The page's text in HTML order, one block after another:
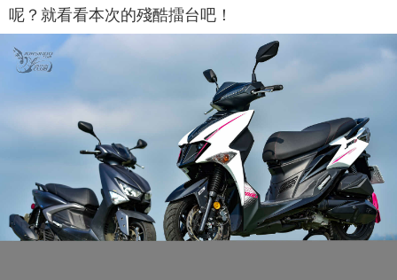
呢？就看看本次的殘酷擂台吧！